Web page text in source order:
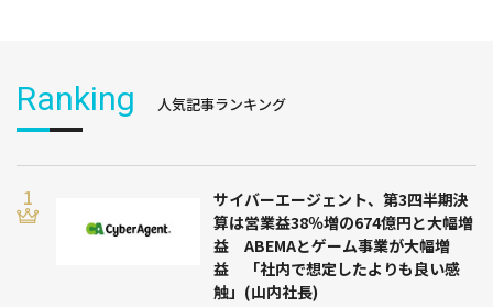
Ranking 人気記事ランキング
サイバーエージェント、第3四半期決
算は営業益38％増の674億円と大幅増
益 ABEMAとゲーム事業が大幅増
益 「社内で想定したよりも良い感
触」(山内社長)